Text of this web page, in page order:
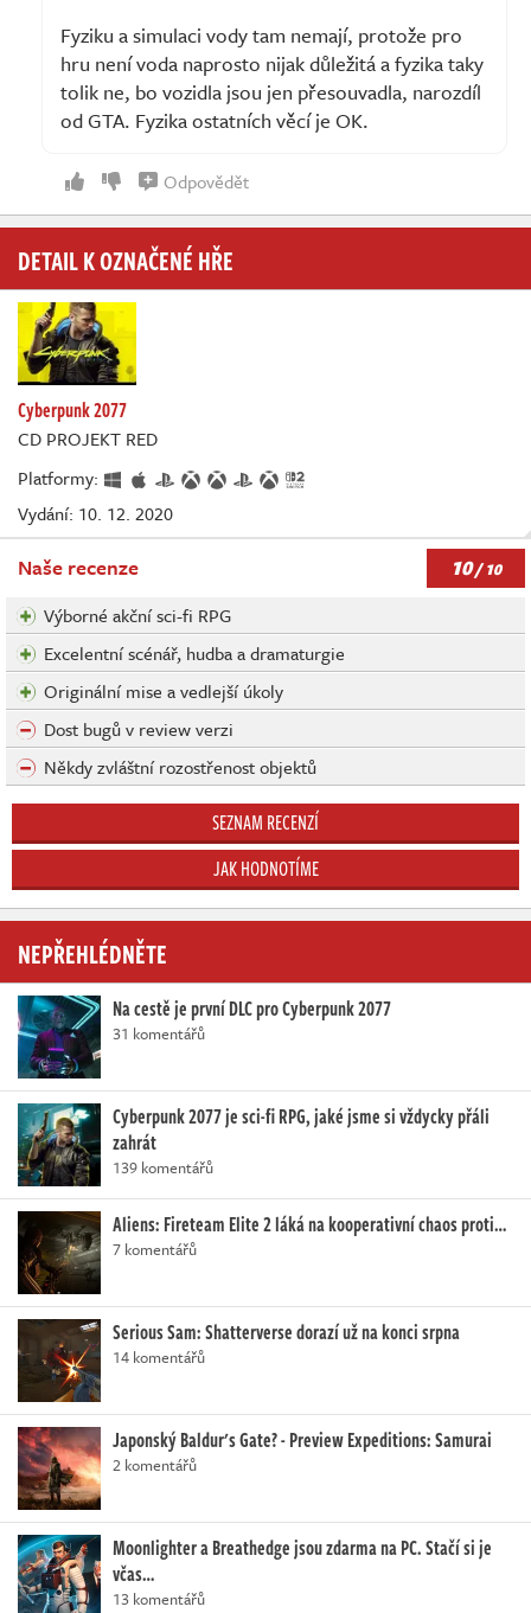
Fyziku a simulaci vody tam nemají, protože pro
hru není voda naprosto nijak důležitá a fyzika taky
tolik ne, bo vozidla jsou jen přesouvadla, narozdíl
od GTA. Fyzika ostatních věcí je OK.
Odpovědět
DETAIL K OZNAČENÉ HŘE
Cyberpunk 2077
CD PROJEKT RED
Platformy:
Vydání: 10. 12. 2020
Naše recenze 10/ 10
Výborné akční sci-fi RPG
Excelentní scénář, hudba a dramaturgie
Originální mise a vedlejší úkoly
Dost bugů v review verzi
Někdy zvláštní rozostřenost objektů
SEZNAM RECENZÍ
JAK HODNOTÍME
NEPŘEHLÉDNĚTE
Na cestě je první DLC pro Cyberpunk 2077
31 komentářů
Cyberpunk 2077 je sci-fi RPG, jaké jsme si vždycky přáli
zahrát
139 komentářů
Aliens: Fireteam Elite 2 láká na kooperativní chaos proti…
7 komentářů
Serious Sam: Shatterverse dorazí už na konci srpna
14 komentářů
Japonský Baldur's Gate? - Preview Expeditions: Samurai
2 komentářů
Moonlighter a Breathedge jsou zdarma na PC. Stačí si je
včas…
13 komentářů